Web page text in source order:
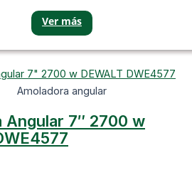
Amoladora angular
Angular 7″ 2700 w